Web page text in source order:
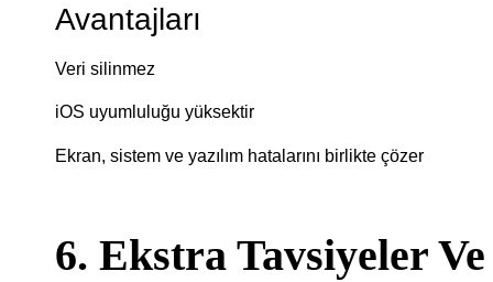
Avantajları
Veri silinmez
iOS uyumluluğu yüksektir
Ekran, sistem ve yazılım hatalarını birlikte çözer
6. Ekstra Tavsiyeler Ve